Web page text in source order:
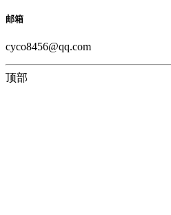
邮箱
cyco8456@qq.com
顶部